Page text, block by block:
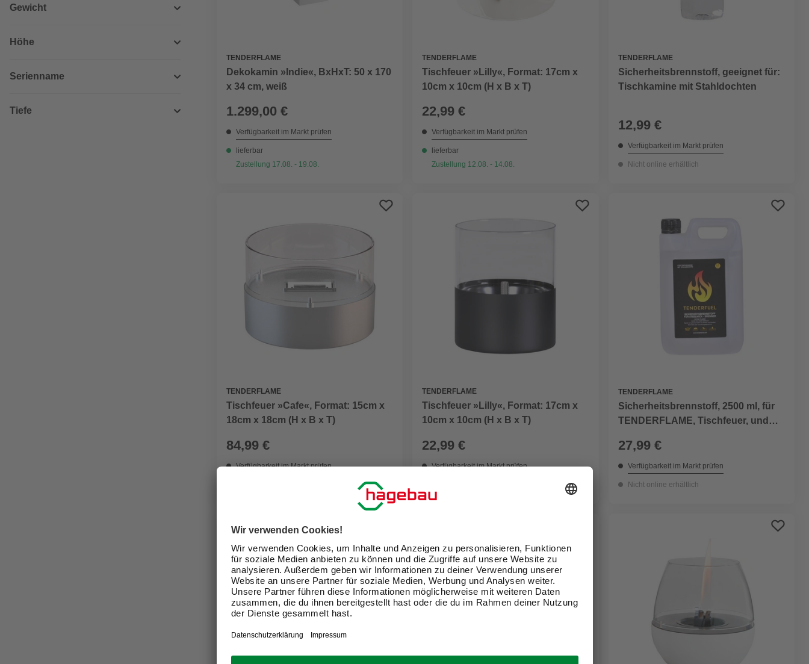
Gewicht
Höhe
Serienname
Tiefe
TENDERFLAME
Dekokamin »Indie«, BxHxT: 50 x 170
x 34 cm, weiß
1.299,00 €
Verfügbarkeit im Markt prüfen
lieferbar
Zustellung 17.08. - 19.08.
TENDERFLAME
Tischfeuer »Lilly«, Format: 17cm x
10cm x 10cm (H x B x T)
22,99 €
Verfügbarkeit im Markt prüfen
lieferbar
Zustellung 12.08. - 14.08.
TENDERFLAME
Sicherheitsbrennstoff, geeignet für:
Tischkamine mit Stahldochten
12,99 €
Verfügbarkeit im Markt prüfen
Nicht online erhältlich
TENDERFLAME
Tischfeuer »Cafe«, Format: 15cm x
18cm x 18cm (H x B x T)
84,99 €
Verfügbarkeit im Markt prüfen
TENDERFLAME
Tischfeuer »Lilly«, Format: 17cm x
10cm x 10cm (H x B x T)
22,99 €
Verfügbarkeit im Markt prüfen
TENDERFLAME
Sicherheitsbrennstoff, 2500 ml, für
TENDERFLAME, Tischfeuer, und
27,99 €
Verfügbarkeit im Markt prüfen
Nicht online erhältlich